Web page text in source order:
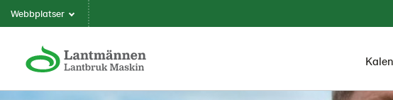
Webbplatser